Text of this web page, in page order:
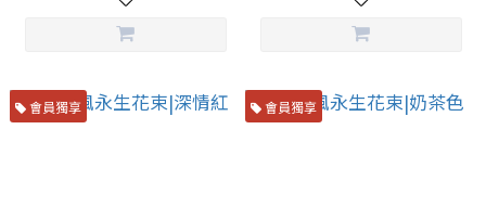
會員獨享 會員獨享